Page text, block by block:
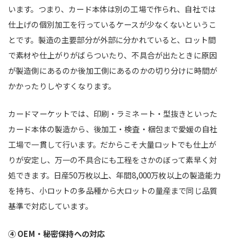
います。つまり、カード本体は別の工場で作られ、自社では
仕上げの個別加工を行っているケースが少なくないというこ
とです。製造の主要部分が外部に分かれていると、ロット間
で素材や仕上がりがばらついたり、不具合が出たときに原因
が製造側にあるのか後加工側にあるのかの切り分けに時間が
かかったりしやすくなります。
カードマーケットでは、印刷・ラミネート・型抜きといった
カード本体の製造から、後加工・検査・梱包まで愛媛の自社
工場で一貫して行います。だからこそ大量ロットでも仕上が
りが安定し、万一の不具合にも工程をさかのぼって素早く対
処できます。日産50万枚以上、年間8,000万枚以上の製造能力
を持ち、小ロットの多品種から大ロットの量産まで同じ品質
基準で対応しています。
④ OEM・秘密保持への対応